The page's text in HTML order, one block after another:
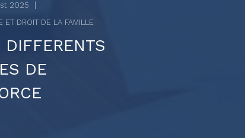
DIFFERENTS
DE
2025
ET DROIT DE LA FAMILLE